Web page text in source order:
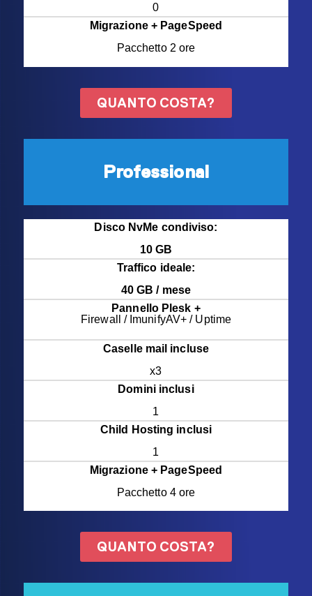
0
Migrazione + PageSpeed
Pacchetto 2 ore
QUANTO COSTA?
Professional
Disco NvMe condiviso:
10 GB
Traffico ideale:
40 GB / mese
Pannello Plesk +
Firewall / ImunifyAV+ / Uptime
Caselle mail incluse
x3
Domini inclusi
1
Child Hosting inclusi
1
Migrazione + PageSpeed
Pacchetto 4 ore
QUANTO COSTA?